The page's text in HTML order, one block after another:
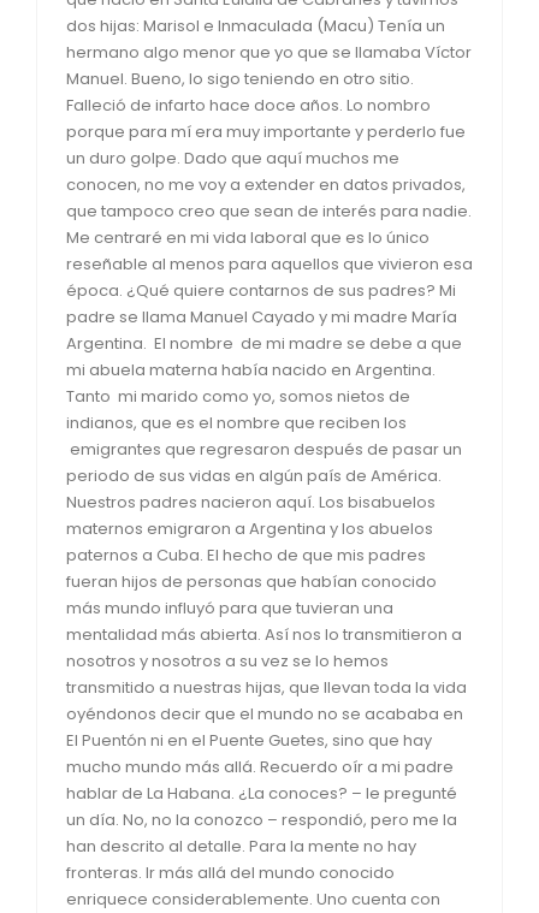
dos hijas: Marisol e Inmaculada (Macu) Tenía un
hermano algo menor que yo que se llamaba Víctor
Manuel. Bueno, lo sigo teniendo en otro sitio.
Falleció de infarto hace doce años. Lo nombro
porque para mí era muy importante y perderlo fue
un duro golpe. Dado que aquí muchos me
conocen, no me voy a extender en datos privados,
que tampoco creo que sean de interés para nadie.
Me centraré en mi vida laboral que es lo único
reseñable al menos para aquellos que vivieron esa
época. ¿Qué quiere contarnos de sus padres? Mi
padre se llama Manuel Cayado y mi madre María
Argentina. El nombre de mi madre se debe a que
mi abuela materna había nacido en Argentina.
Tanto mi marido como yo, somos nietos de
indianos, que es el nombre que reciben los
emigrantes que regresaron después de pasar un
periodo de sus vidas en algún país de América.
Nuestros padres nacieron aquí. Los bisabuelos
maternos emigraron a Argentina y los abuelos
paternos a Cuba. El hecho de que mis padres
fueran hijos de personas que habían conocido
más mundo influyó para que tuvieran una
mentalidad más abierta. Así nos lo transmitieron a
nosotros y nosotros a su vez se lo hemos
transmitido a nuestras hijas, que llevan toda la vida
oyéndonos decir que el mundo no se acababa en
El Puentón ni en el Puente Guetes, sino que hay
mucho mundo más allá. Recuerdo oír a mi padre
hablar de La Habana. ¿La conoces? – le pregunté
un día. No, no la conozco – respondió, pero me la
han descrito al detalle. Para la mente no hay
fronteras. Ir más allá del mundo conocido
enriquece considerablemente. Uno cuenta con